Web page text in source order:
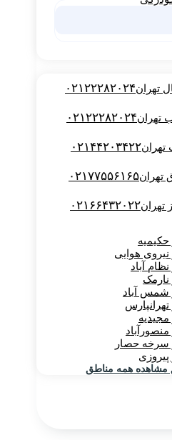
تهران۰۲۱۲۲۲۸۲۰۲۴
تهران۰۲۱۲۲۲۸۲۰۲۴
تهران۰۲۱۴۴۲۰۳۴۲۲
تهران۰۲۱۷۷۵۵۶۱۶۵
تهران۰۲۱۶۶۴۳۲۰۲۲
هوایی
آباد
نارمک
شمس آباد
سرخه حصار
مشاهده همه مناطق